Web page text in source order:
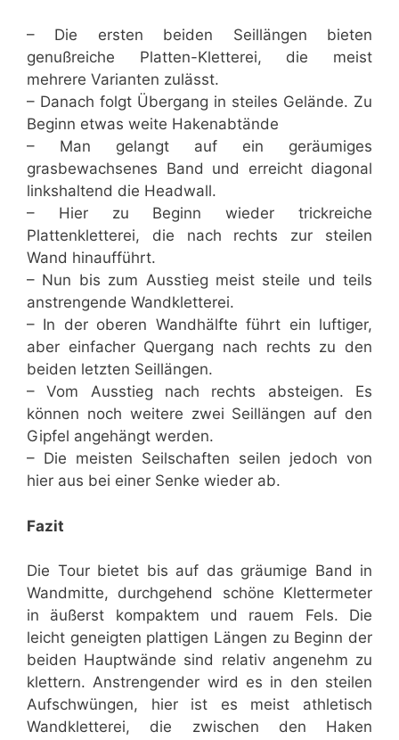
– Die ersten beiden Seillängen bieten
genußreiche Platten-Kletterei, die meist
mehrere Varianten zulässt.
– Danach folgt Übergang in steiles Gelände. Zu
Beginn etwas weite Hakenabtände
– Man gelangt auf ein geräumiges
grasbewachsenes Band und erreicht diagonal
linkshaltend die Headwall.
– Hier zu Beginn wieder trickreiche
Plattenkletterei, die nach rechts zur steilen
Wand hinaufführt.
– Nun bis zum Ausstieg meist steile und teils
anstrengende Wandkletterei.
– In der oberen Wandhälfte führt ein luftiger,
aber einfacher Quergang nach rechts zu den
beiden letzten Seillängen.
– Vom Ausstieg nach rechts absteigen. Es
können noch weitere zwei Seillängen auf den
Gipfel angehängt werden.
– Die meisten Seilschaften seilen jedoch von
hier aus bei einer Senke wieder ab.
Fazit
Die Tour bietet bis auf das gräumige Band in
Wandmitte, durchgehend schöne Klettermeter
in äußerst kompaktem und rauem Fels. Die
leicht geneigten plattigen Längen zu Beginn der
beiden Hauptwände sind relativ angenehm zu
klettern. Anstrengender wird es in den steilen
Aufschwüngen, hier ist es meist athletisch
Wandkletterei, die zwischen den Haken